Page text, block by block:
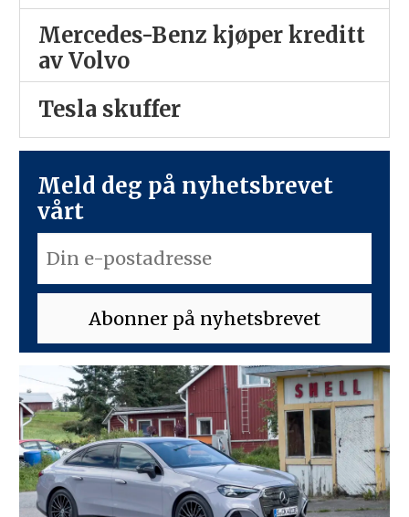
Mercedes-Benz kjøper kreditt
av Volvo
Tesla skuffer
Meld deg på nyhetsbrevet
vårt